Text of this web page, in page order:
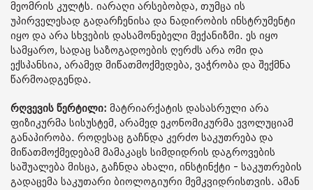
მეომრის კულტს. იარაღი არსებობდა, თუმცა ის
უპირველესად გადარჩენისა და ნადირობის ინსტრუმენტი
იყო და არა სხვების დასამონებელი მექანიზმი. ეს იყო
სამყარო, სადაც საზოგადოების ღერძს არა ომი და
ექსპანსია, არამედ მიწათმოქმედება, ვაჭრობა და შექმნა
წარმოადგენდა.
რღვევის წერტილი: მატრიარქატის დასასრული არა
ფიზიკურმა სისუსტემ, არამედ ეკონომიკურმა ევოლუციამ
განაპირობა. როდესაც გაჩნდა კერძო საკუთრება და
მიწათმოქმედებამ მამაკაცს სიმდიდრის დაგროვების
საშუალება მისცა, გაჩნდა ახალი, ინსტინქტი - საკუთრების
გადაცემა საკუთარი ბიოლოგიური მემკვიდრისთვის. ამან